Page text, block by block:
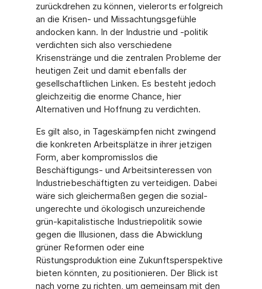
zurückdrehen zu können, vielerorts erfolgreich
an die Krisen- und Missachtungsgefühle
andocken kann. In der Industrie und -politik
verdichten sich also verschiedene
Krisenstränge und die zentralen Probleme der
heutigen Zeit und damit ebenfalls der
gesellschaftlichen Linken. Es besteht jedoch
gleichzeitig die enorme Chance, hier
Alternativen und Hoffnung zu verdichten.
Es gilt also, in Tageskämpfen nicht zwingend
die konkreten Arbeitsplätze in ihrer jetzigen
Form, aber kompromisslos die
Beschäftigungs- und Arbeitsinteressen von
Industriebeschäftigten zu verteidigen. Dabei
wäre sich gleichermaßen gegen die sozial-
ungerechte und ökologisch unzureichende
grün-kapitalistische Industriepolitik sowie
gegen die Illusionen, dass die Abwicklung
grüner Reformen oder eine
Rüstungsproduktion eine Zukunftsperspektive
bieten könnten, zu positionieren. Der Blick ist
nach vorne zu richten, um gemeinsam mit den